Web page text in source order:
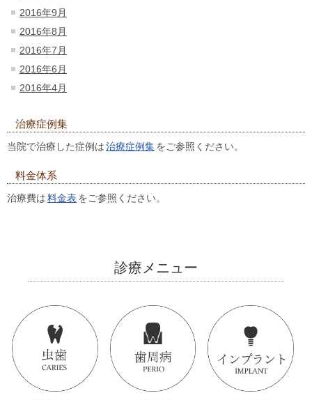
2016年9月
2016年8月
2016年7月
2016年6月
2016年4月
治療症例集
当院で治療した症例は治療症例集をご参照ください。
料金体系
治療費は料金表 をご参照ください。
診療メニュー